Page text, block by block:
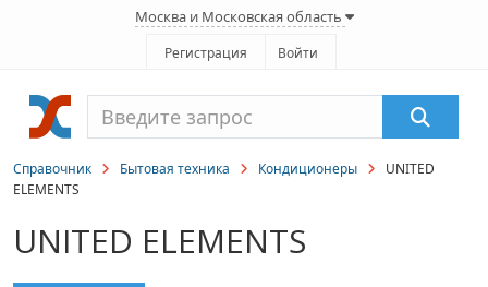
Москва и Московская область
Регистрация Войти
Справочник Бытовая техника Кондиционеры
UNITED
ELEMENTS
UNITED ELEMENTS